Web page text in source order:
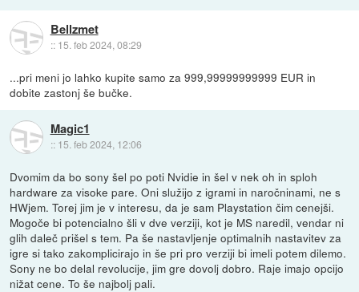
Bellzmet
:: 15. feb 2024, 08:29
...pri meni jo lahko kupite samo za 999,99999999999 EUR in
dobite zastonj še bučke.
Magic1
:: 15. feb 2024, 12:06
Dvomim da bo sony šel po poti Nvidie in šel v nek oh in sploh
hardware za visoke pare. Oni služijo z igrami in naročninami, ne s
HWjem. Torej jim je v interesu, da je sam Playstation čim cenejši.
Mogoče bi potencialno šli v dve verziji, kot je MS naredil, vendar ni
glih daleč prišel s tem. Pa še nastavljenje optimalnih nastavitev za
igre si tako zakomplicirajo in še pri pro verziji bi imeli potem dilemo.
Sony ne bo delal revolucije, jim gre dovolj dobro. Raje imajo opcijo
nižat cene. To še najbolj pali.